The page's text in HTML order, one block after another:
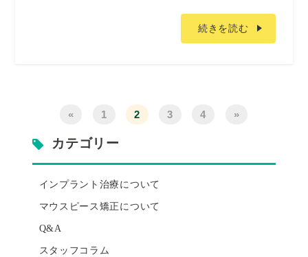
続きを読む
« 1 2 3 4 »
カテゴリー
インプラント治療について
マウスピース矯正について
Q&A
スタッフコラム